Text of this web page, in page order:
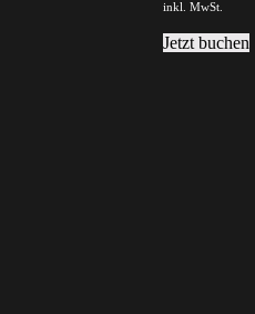
inkl. MwSt.
Jetzt buchen